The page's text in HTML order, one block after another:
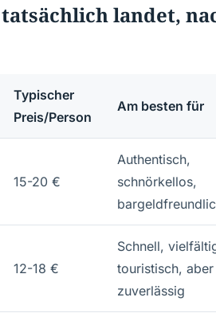
landet,
Typischer
Preis/Person
Am besten für
15-20 €
Authentisch,
schnörkellos,
12-18 €
Schnell,
touristisch, aber
zuverlässig